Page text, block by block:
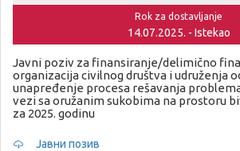
Rok za dostavljanje
14.07.2025. - Istekao
Javni poziv za finansiranje/delimično
organizacija civilnog društva i udruženja
unapređenje procesa rešavanja
vezi sa oružanim sukobima na prostoru
za 2025. godinu
Јавни позив